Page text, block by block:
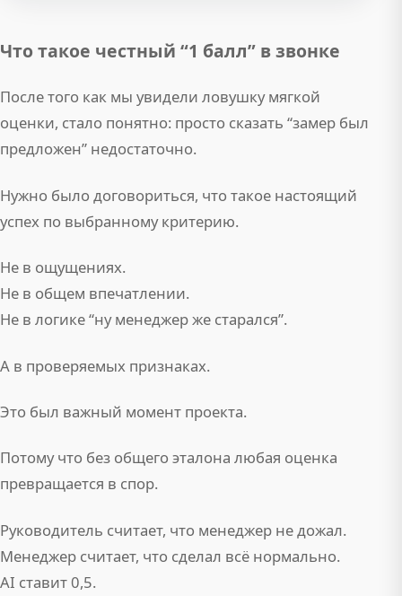
Что такое честный “1 балл” в звонке
После того как мы увидели ловушку мягкой
оценки, стало понятно: просто сказать “замер был
предложен” недостаточно.
Нужно было договориться, что такое настоящий
успех по выбранному критерию.
Не в ощущениях.
Не в общем впечатлении.
Не в логике “ну менеджер же старался”.
А в проверяемых признаках.
Это был важный момент проекта.
Потому что без общего эталона любая оценка
превращается в спор.
Руководитель считает, что менеджер не дожал.
Менеджер считает, что сделал всё нормально.
AI ставит 0,5.